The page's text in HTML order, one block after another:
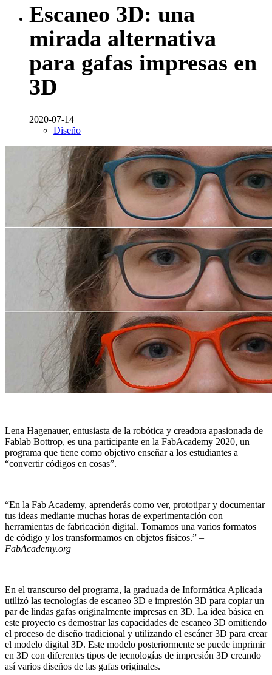
Escaneo 3D: una
mirada alternativa
para gafas impresas en
3D
2020-07-14
Diseño
Lena Hagenauer, entusiasta de la robótica y creadora apasionada de
Fablab Bottrop, es una participante en la FabAcademy 2020, un
programa que tiene como objetivo enseñar a los estudiantes a
“convertir códigos en cosas”.
“En la Fab Academy, aprenderás como ver, prototipar y documentar
tus ideas mediante muchas horas de experimentación con
herramientas de fabricación digital. Tomamos una varios formatos
de código y los transformamos en objetos físicos.” –
FabAcademy.org
En el transcurso del programa, la graduada de Informática Aplicada
utilizó las tecnologías de escaneo 3D e impresión 3D para copiar un
par de lindas gafas originalmente impresas en 3D. La idea básica en
este proyecto es demostrar las capacidades de escaneo 3D omitiendo
el proceso de diseño tradicional y utilizando el escáner 3D para crear
el modelo digital 3D. Este modelo posteriormente se puede imprimir
en 3D con diferentes tipos de tecnologías de impresión 3D creando
así varios diseños de las gafas originales.